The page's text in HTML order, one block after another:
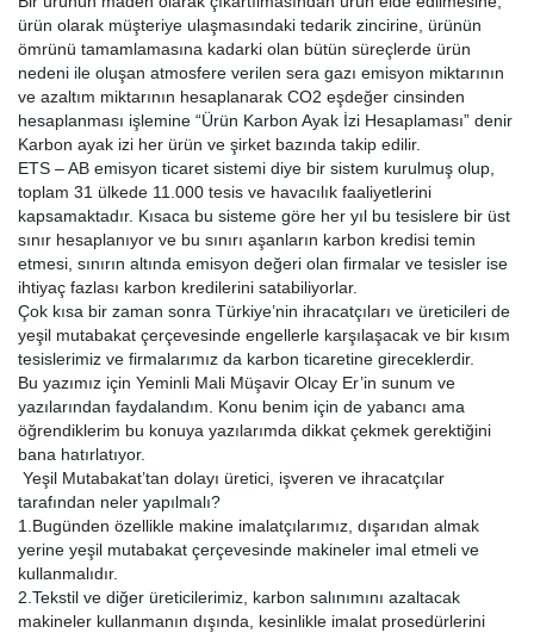
ürün olarak müşteriye ulaşmasındaki tedarik zincirine, ürünün
ömrünü tamamlamasına kadarki olan bütün süreçlerde ürün
nedeni ile oluşan atmosfere verilen sera gazı emisyon miktarının
ve azaltım miktarının hesaplanarak CO2 eşdeğer cinsinden
hesaplanması işlemine “Ürün Karbon Ayak İzi Hesaplaması” denir
Karbon ayak izi her ürün ve şirket bazında takip edilir.
ETS – AB emisyon ticaret sistemi diye bir sistem kurulmuş olup,
toplam 31 ülkede 11.000 tesis ve havacılık faaliyetlerini
kapsamaktadır. Kısaca bu sisteme göre her yıl bu tesislere bir üst
sınır hesaplanıyor ve bu sınırı aşanların karbon kredisi temin
etmesi, sınırın altında emisyon değeri olan firmalar ve tesisler ise
ihtiyaç fazlası karbon kredilerini satabiliyorlar.
Çok kısa bir zaman sonra Türkiye’nin ihracatçıları ve üreticileri de
yeşil mutabakat çerçevesinde engellerle karşılaşacak ve bir kısım
tesislerimiz ve firmalarımız da karbon ticaretine gireceklerdir.
Bu yazımız için Yeminli Mali Müşavir Olcay Er’in sunum ve
yazılarından faydalandım. Konu benim için de yabancı ama
öğrendiklerim bu konuya yazılarımda dikkat çekmek gerektiğini
bana hatırlatıyor.
Yeşil Mutabakat’tan dolayı üretici, işveren ve ihracatçılar
tarafından neler yapılmalı?
1.Bugünden özellikle makine imalatçılarımız, dışarıdan almak
yerine yeşil mutabakat çerçevesinde makineler imal etmeli ve
kullanmalıdır.
2.Tekstil ve diğer üreticilerimiz, karbon salınımını azaltacak
makineler kullanmanın dışında, kesinlikle imalat prosedürlerini